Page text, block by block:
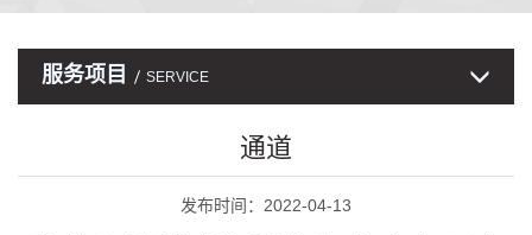
服务项目 SERVICE
通道
发布时间：2022-04-13